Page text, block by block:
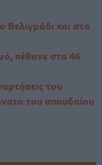
και στα
πέθανε στα 46
του
του σπουδαίου